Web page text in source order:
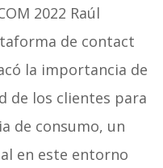
2022 Raúl
de contact
la importancia de
de los clientes para
de consumo, un
en este entorno